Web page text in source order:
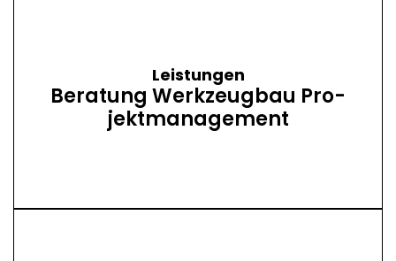
Leistungen
Be­ratung Werk­zeug­bau Pro­
jekt­manage­ment